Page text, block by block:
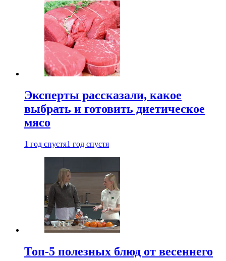
Эксперты рассказали, какое
выбрать и готовить диетическое
мясо
1 год спустя1 год спустя
Топ-5 полезных блюд от весеннего